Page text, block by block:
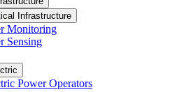
Infrastructure
Monitoring
Sensing
Power Operators